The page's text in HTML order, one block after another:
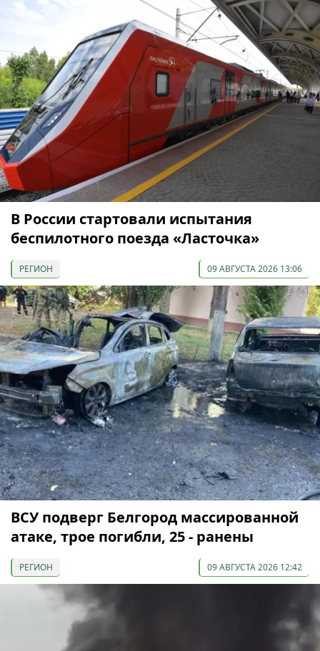
В России стартовали испытания
беспилотного поезда «Ласточка»
РЕГИОН 09 АВГУСТА 2026 13:06
ВСУ подверг Белгород массированной
атаке, трое погибли, 25 - ранены
РЕГИОН 09 АВГУСТА 2026 12:42